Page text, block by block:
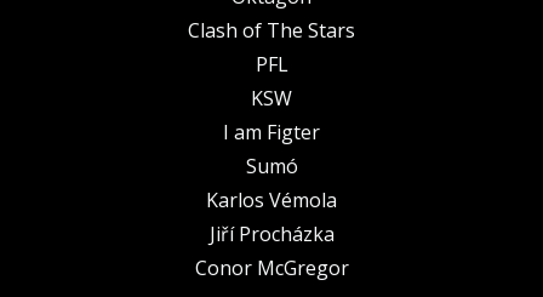
Clash of The Stars
PFL
KSW
I am Figter
Sumó
Karlos Vémola
Jiří Procházka
Conor McGregor